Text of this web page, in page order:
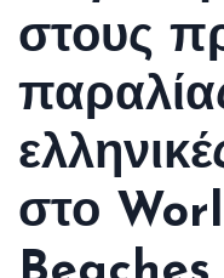
στους
στο